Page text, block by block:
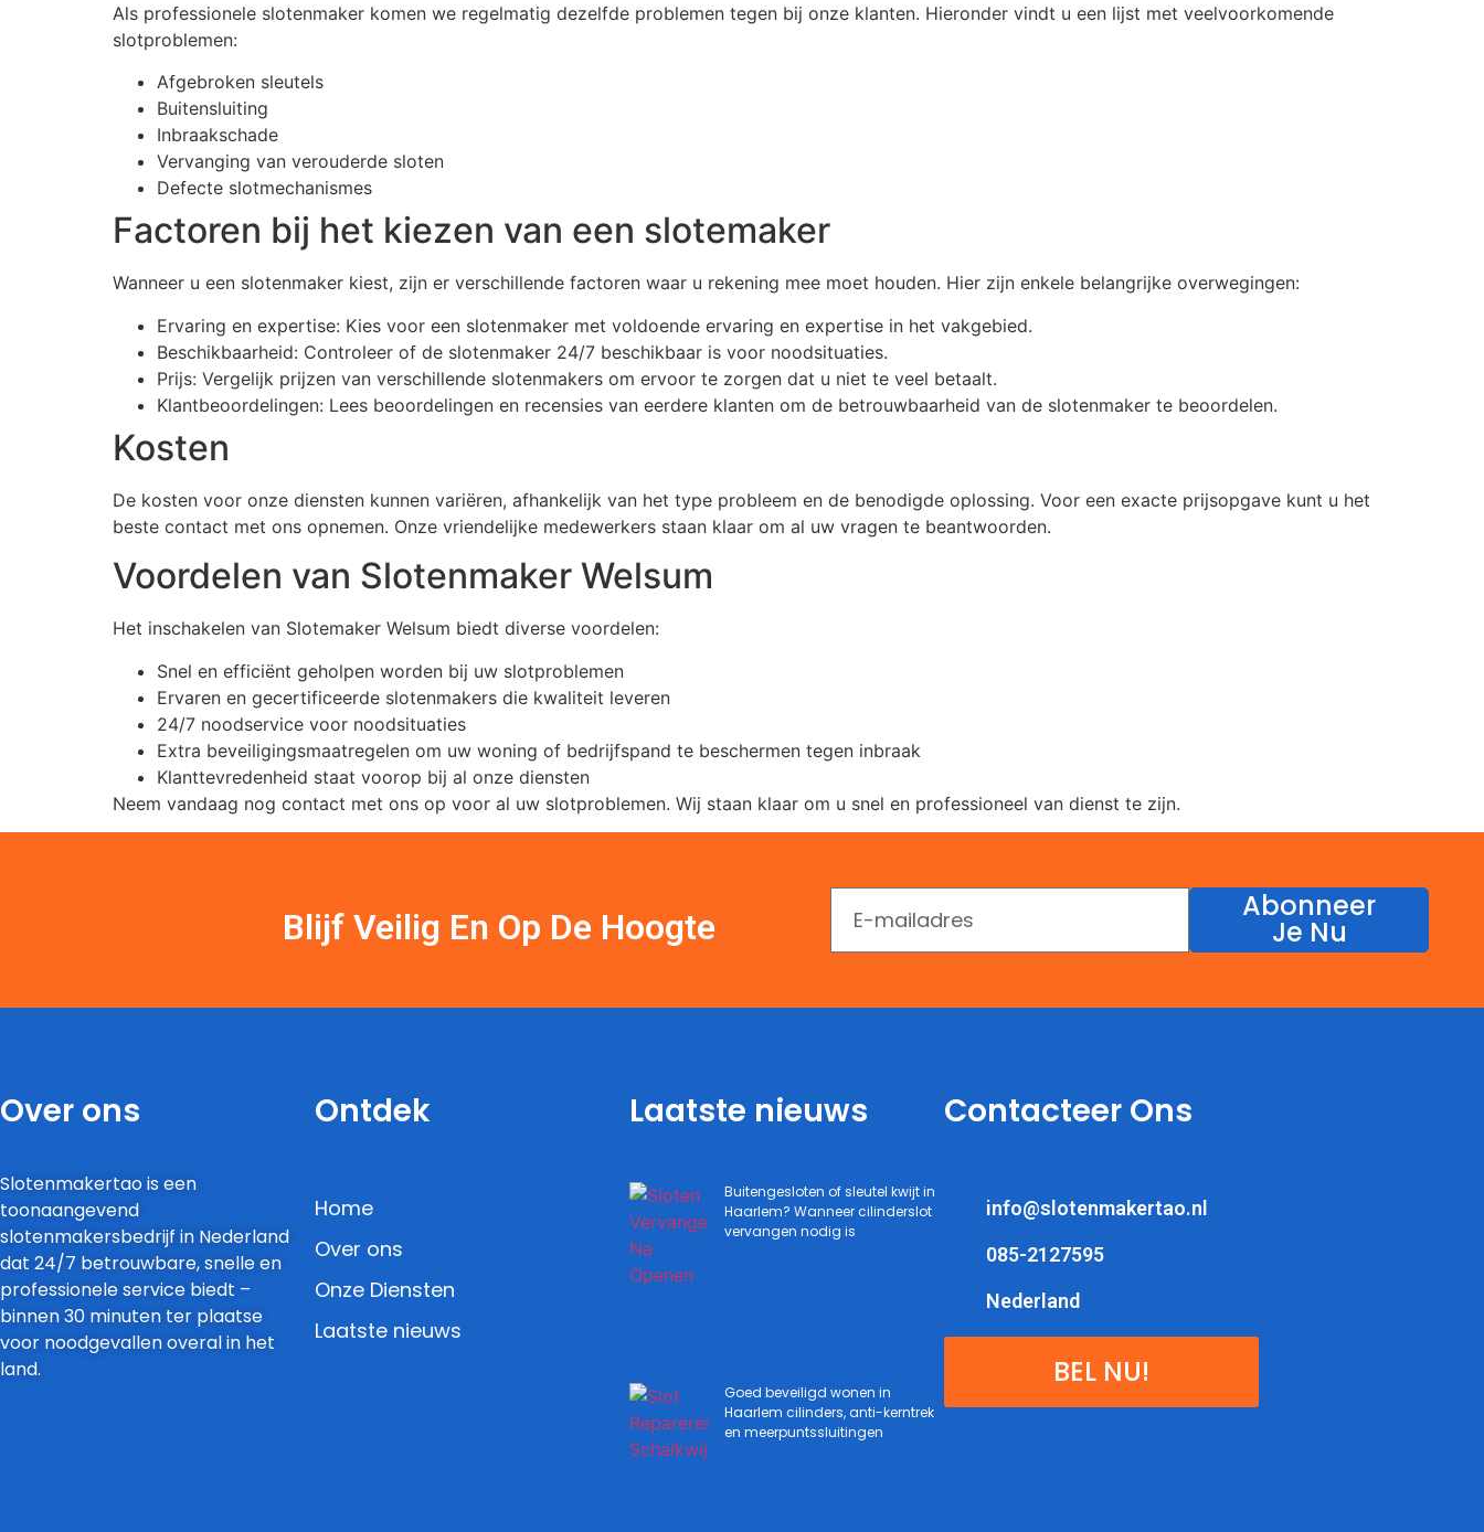
Als professionele slotenmaker komen we regelmatig dezelfde problemen tegen bij onze klanten. Hieronder vindt u een lijst met veelvoorkomende
slotproblemen:
Afgebroken sleutels
Buitensluiting
Inbraakschade
Vervanging van verouderde sloten
Defecte slotmechanismes
Factoren bij het kiezen van een slotemaker
Wanneer u een slotenmaker kiest, zijn er verschillende factoren waar u rekening mee moet houden. Hier zijn enkele belangrijke overwegingen:
Ervaring en expertise: Kies voor een slotenmaker met voldoende ervaring en expertise in het vakgebied.
Beschikbaarheid: Controleer of de slotenmaker 24/7 beschikbaar is voor noodsituaties.
Prijs: Vergelijk prijzen van verschillende slotenmakers om ervoor te zorgen dat u niet te veel betaalt.
Klantbeoordelingen: Lees beoordelingen en recensies van eerdere klanten om de betrouwbaarheid van de slotenmaker te beoordelen.
Kosten
De kosten voor onze diensten kunnen variëren, afhankelijk van het type probleem en de benodigde oplossing. Voor een exacte prijsopgave kunt u het
beste contact met ons opnemen. Onze vriendelijke medewerkers staan klaar om al uw vragen te beantwoorden.
Voordelen van Slotenmaker Welsum
Het inschakelen van Slotemaker Welsum biedt diverse voordelen:
Snel en efficiënt geholpen worden bij uw slotproblemen
Ervaren en gecertificeerde slotenmakers die kwaliteit leveren
24/7 noodservice voor noodsituaties
Extra beveiligingsmaatregelen om uw woning of bedrijfspand te beschermen tegen inbraak
Klanttevredenheid staat voorop bij al onze diensten
Neem vandaag nog contact met ons op voor al uw slotproblemen. Wij staan klaar om u snel en professioneel van dienst te zijn.
Blijf Veilig En Op De Hoogte Abonneer
Je Nu
Over ons
Slotenmakertao is een
toonaangevend
slotenmakersbedrijf in Nederland
dat 24/7 betrouwbare, snelle en
professionele service biedt –
binnen 30 minuten ter plaatse
voor noodgevallen overal in het
land.
Ontdek
Home
Over ons
Onze Diensten
Laatste nieuws
Laatste nieuws
Buitengesloten of sleutel kwijt in
Haarlem? Wanneer cilinderslot
vervangen nodig is
Goed beveiligd wonen in
Haarlem cilinders, anti-kerntrek
en meerpuntssluitingen
Contacteer Ons
info@slotenmakertao.nl
085-2127595
Nederland
BEL NU!